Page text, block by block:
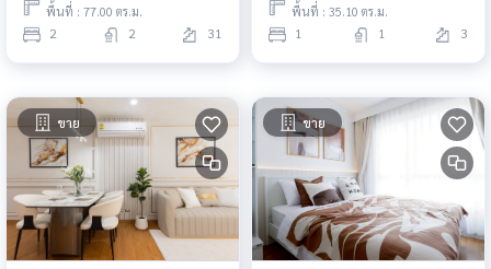
พื้นที่ : 77.00 ตร.ม.
2 2 31
พื้นที่ : 35.10 ตร.ม.
1 1 3
ขาย ขาย